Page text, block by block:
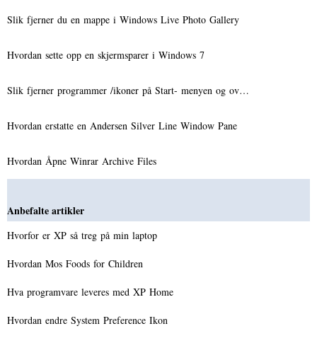
Slik fjerner du en mappe i Windows Live Photo Gallery
Hvordan sette opp en skjermsparer i Windows 7
Slik fjerner programmer /ikoner på Start- menyen og ov…
Hvordan erstatte en Andersen Silver Line Window Pane
Hvordan Åpne Winrar Archive Files
Anbefalte artikler
Hvorfor er XP så treg på min laptop
Hvordan Mos Foods for Children
Hva programvare leveres med XP Home
Hvordan endre System Preference Ikon